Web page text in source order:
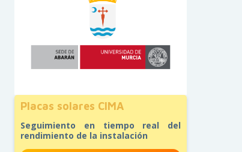
Placas solares CIMA
Seguimiento en tiempo real del
rendimiento de la instalación